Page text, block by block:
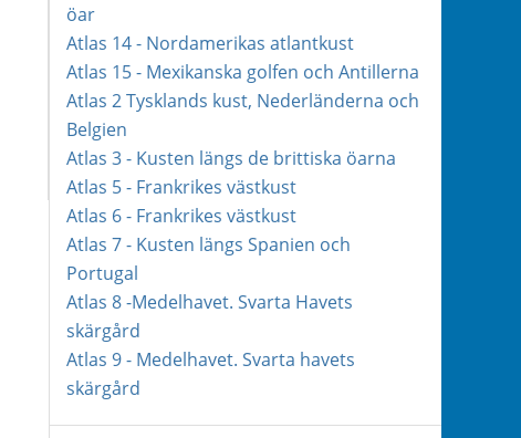
öar
Atlas 14 - Nordamerikas atlantkust
Atlas 15 - Mexikanska golfen och Antillerna
Atlas 2 Tysklands kust, Nederländerna och
Belgien
Atlas 3 - Kusten längs de brittiska öarna
Atlas 5 - Frankrikes västkust
Atlas 6 - Frankrikes västkust
Atlas 7 - Kusten längs Spanien och
Portugal
Atlas 8 -Medelhavet. Svarta Havets
skärgård
Atlas 9 - Medelhavet. Svarta havets
skärgård